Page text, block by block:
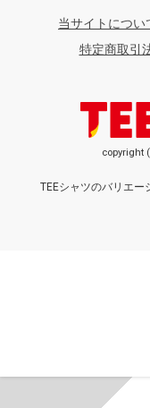
当サイトについ
特定商取引
copyright
TEEシャツのバリエー